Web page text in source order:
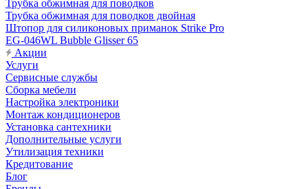
Трубка обжимная для поводков
Трубка обжимная для поводков двойная
Штопор для силиконовых приманок Strike Pro
EG-046WL Bubble Glisser 65
Акции
Услуги
Сервисные службы
Сборка мебели
Настройка электроники
Монтаж кондиционеров
Установка сантехники
Дополнительные услуги
Утилизация техники
Кредитование
Блог